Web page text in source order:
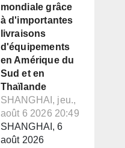
mondiale grâce
à d'importantes
livraisons
d'équipements
en Amérique du
Sud et en
Thaïlande
SHANGHAI, jeu.,
août 6 2026 20:49
SHANGHAI, 6
août 2026